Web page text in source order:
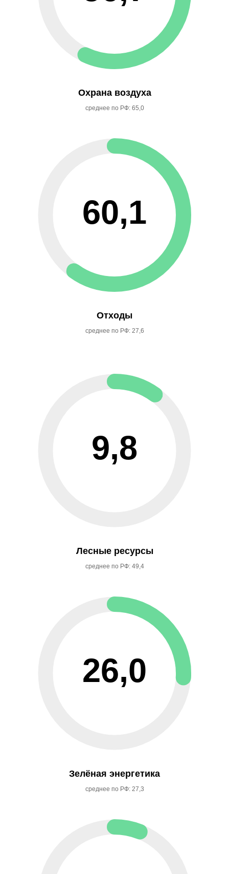
Охрана воздуха
среднее по РФ: 65,0
60,1
Отходы
среднее по РФ: 27,6
9,8
Лесные ресурсы
среднее по РФ: 49,4
26,0
Зелёная энергетика
среднее по РФ: 27,3